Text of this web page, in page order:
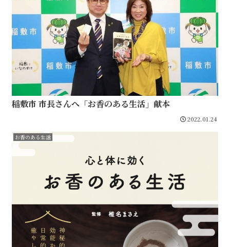
稲敷市 市長さんへ「お香のある生活」献本
2022.01.24
お香のある生活